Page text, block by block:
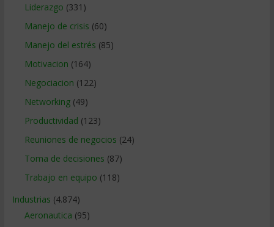
Liderazgo (331)
Manejo de crisis (60)
Manejo del estrés (85)
Motivacion (164)
Negociacion (122)
Networking(49)
Productividad (123)
Reuniones de negocios (24)
Toma de decisiones (87)
Trabajo en equipo (118)
Industrias (4.874)
Aeronautica (95)